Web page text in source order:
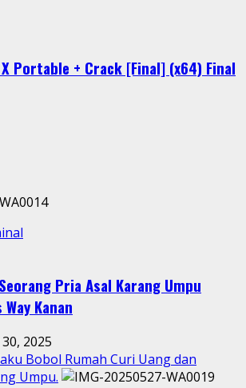
Portable + Crack [Final] (x64) Final
Pria Asal Karang Umpu
Kanan
2025
Bobol Rumah Curi Uang dan
Umpu.